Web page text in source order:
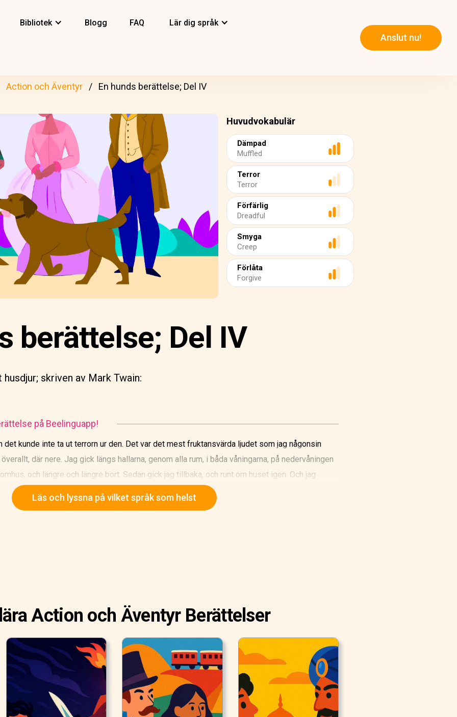
Bibliotek Blogg FAQ Lär dig språk
Anslut nu!
Action och Äventyr En hunds berättelse; Del IV
Huvudvokabulär
Dämpad
Muffled
Terror
Terror
Förfärlig
Dreadful
Smyga
Creep
Förlåta
Forgive
berättelse; Del IV
skriven av Mark Twain:
på Beelinguapp!
det kunde inte ta ut terrorn ur den. Det var det mest fruktansvärda ljudet som jag någonsin
där nere. Jag gick längs hallarna, genom alla rum, i båda våningarna, på nedervåningen
och längre och längre bort. Sedan gick jag tillbaka, och runt om huset igen. Och jag
Men till slut gjorde jag det. Timmar och åter timmar efter att den vaga skymningen i
nåtts av svart mörker.
Läs och lyssna på vilket språk som helst
Action och Äventyr Berättelser